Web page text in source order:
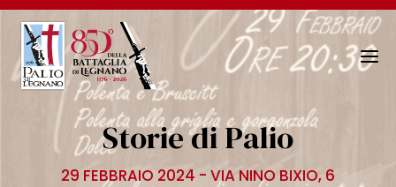
N
Storie di Palio
29 FEBBRAIO 2024 - VIA NINO BIXIO, 6